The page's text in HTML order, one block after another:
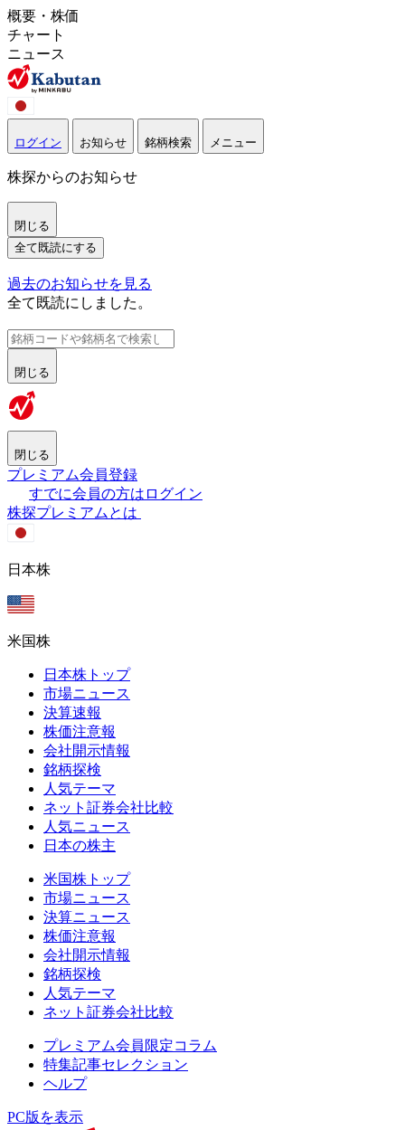
概要・株価
チャート
ニュース
ログイン お知らせ 銘柄検索 メニュー
株探からのお知らせ
閉じる
全て既読にする
過去のお知らせを見る
全て既読にしました。
閉じる
閉じる
プレミアム会員登録
すでに会員の方はログイン
株探プレミアムとは
日本株
米国株
日本株トップ
市場ニュース
決算速報
株価注意報
会社開示情報
銘柄探検
人気テーマ
ネット証券会社比較
人気ニュース
日本の株主
米国株トップ
市場ニュース
決算ニュース
株価注意報
会社開示情報
銘柄探検
人気テーマ
ネット証券会社比較
プレミアム会員限定コラム
特集記事セレクション
ヘルプ
PC版を表示